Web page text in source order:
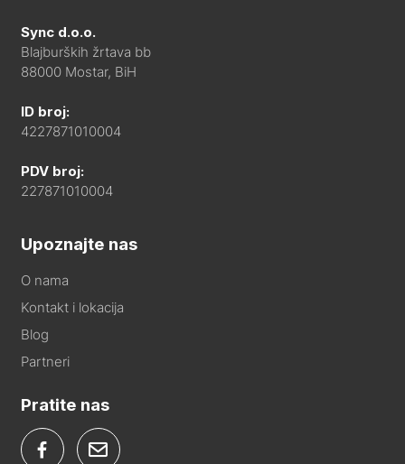
Sync d.o.o.
Blajburških žrtava bb
88000 Mostar, BiH
ID broj:
4227871010004
PDV broj:
227871010004
Upoznajte nas
O nama
Kontakt i lokacija
Blog
Partneri
Pratite nas